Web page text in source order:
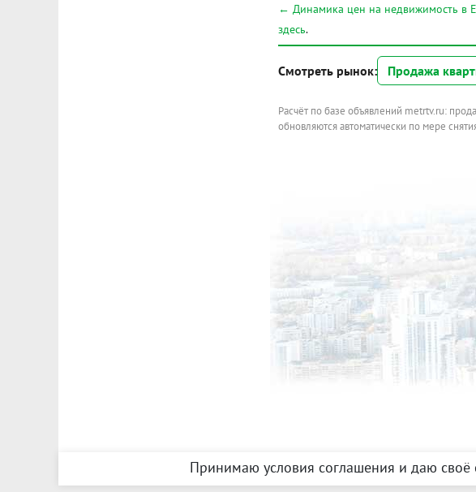
← Динамика цен на недвижимость в
здесь.
Смотреть рынок: Продажа
Расчёт по базе объявлений metrtv.ru:
обновляются автоматически по мере
Принимаю условия соглашения и даю своё